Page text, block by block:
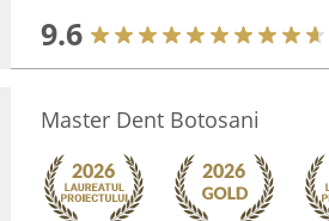
9.6
Master Dent Botosani